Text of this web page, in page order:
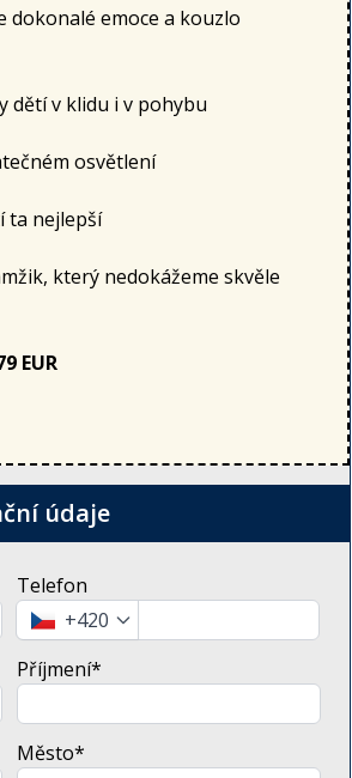
dokonalé emoce a kouzlo
dětí v klidu i v pohybu
osvětlení
ta nejlepší
který nedokážeme skvěle
EUR
údaje
Telefon
+420
Příjmení*
Město*